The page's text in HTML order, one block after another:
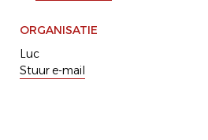
ORGANISATIE
Luc
Stuur e-mail